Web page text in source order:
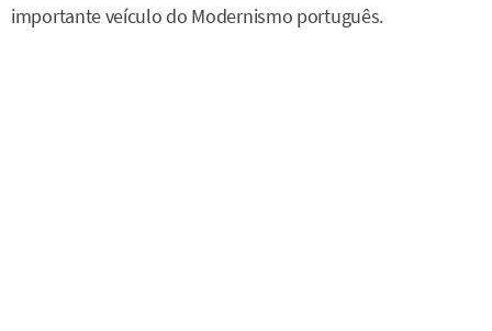
importante veículo do Modernismo português.